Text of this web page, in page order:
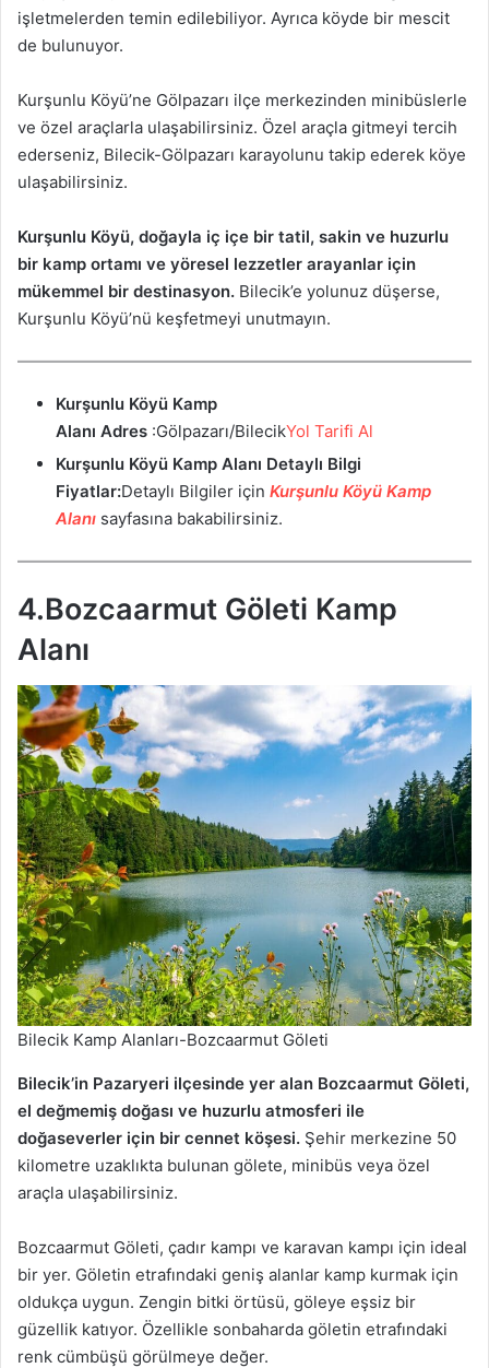
işletmelerden temin edilebiliyor. Ayrıca köyde bir mescit
de bulunuyor.
Kurşunlu Köyü’ne Gölpazarı ilçe merkezinden minibüslerle
ve özel araçlarla ulaşabilirsiniz. Özel araçla gitmeyi tercih
ederseniz, Bilecik-Gölpazarı karayolunu takip ederek köye
ulaşabilirsiniz.
Kurşunlu Köyü, doğayla iç içe bir tatil, sakin ve huzurlu
bir kamp ortamı ve yöresel lezzetler arayanlar için
mükemmel bir destinasyon. Bilecik’e yolunuz düşerse,
Kurşunlu Köyü’nü keşfetmeyi unutmayın.
Kurşunlu Köyü Kamp
Alanı Adres :Gölpazarı/BilecikYol Tarifi Al
Kurşunlu Köyü Kamp Alanı Detaylı Bilgi
Fiyatlar:Detaylı Bilgiler için Kurşunlu Köyü Kamp
Alanı sayfasına bakabilirsiniz.
4.Bozcaarmut Göleti Kamp
Alanı
Bilecik Kamp Alanları-Bozcaarmut Göleti
Bilecik’in Pazaryeri ilçesinde yer alan Bozcaarmut Göleti,
el değmemiş doğası ve huzurlu atmosferi ile
doğaseverler için bir cennet köşesi. Şehir merkezine 50
kilometre uzaklıkta bulunan gölete, minibüs veya özel
araçla ulaşabilirsiniz.
Bozcaarmut Göleti, çadır kampı ve karavan kampı için ideal
bir yer. Göletin etrafındaki geniş alanlar kamp kurmak için
oldukça uygun. Zengin bitki örtüsü, göleye eşsiz bir
güzellik katıyor. Özellikle sonbaharda göletin etrafındaki
renk cümbüşü görülmeye değer.